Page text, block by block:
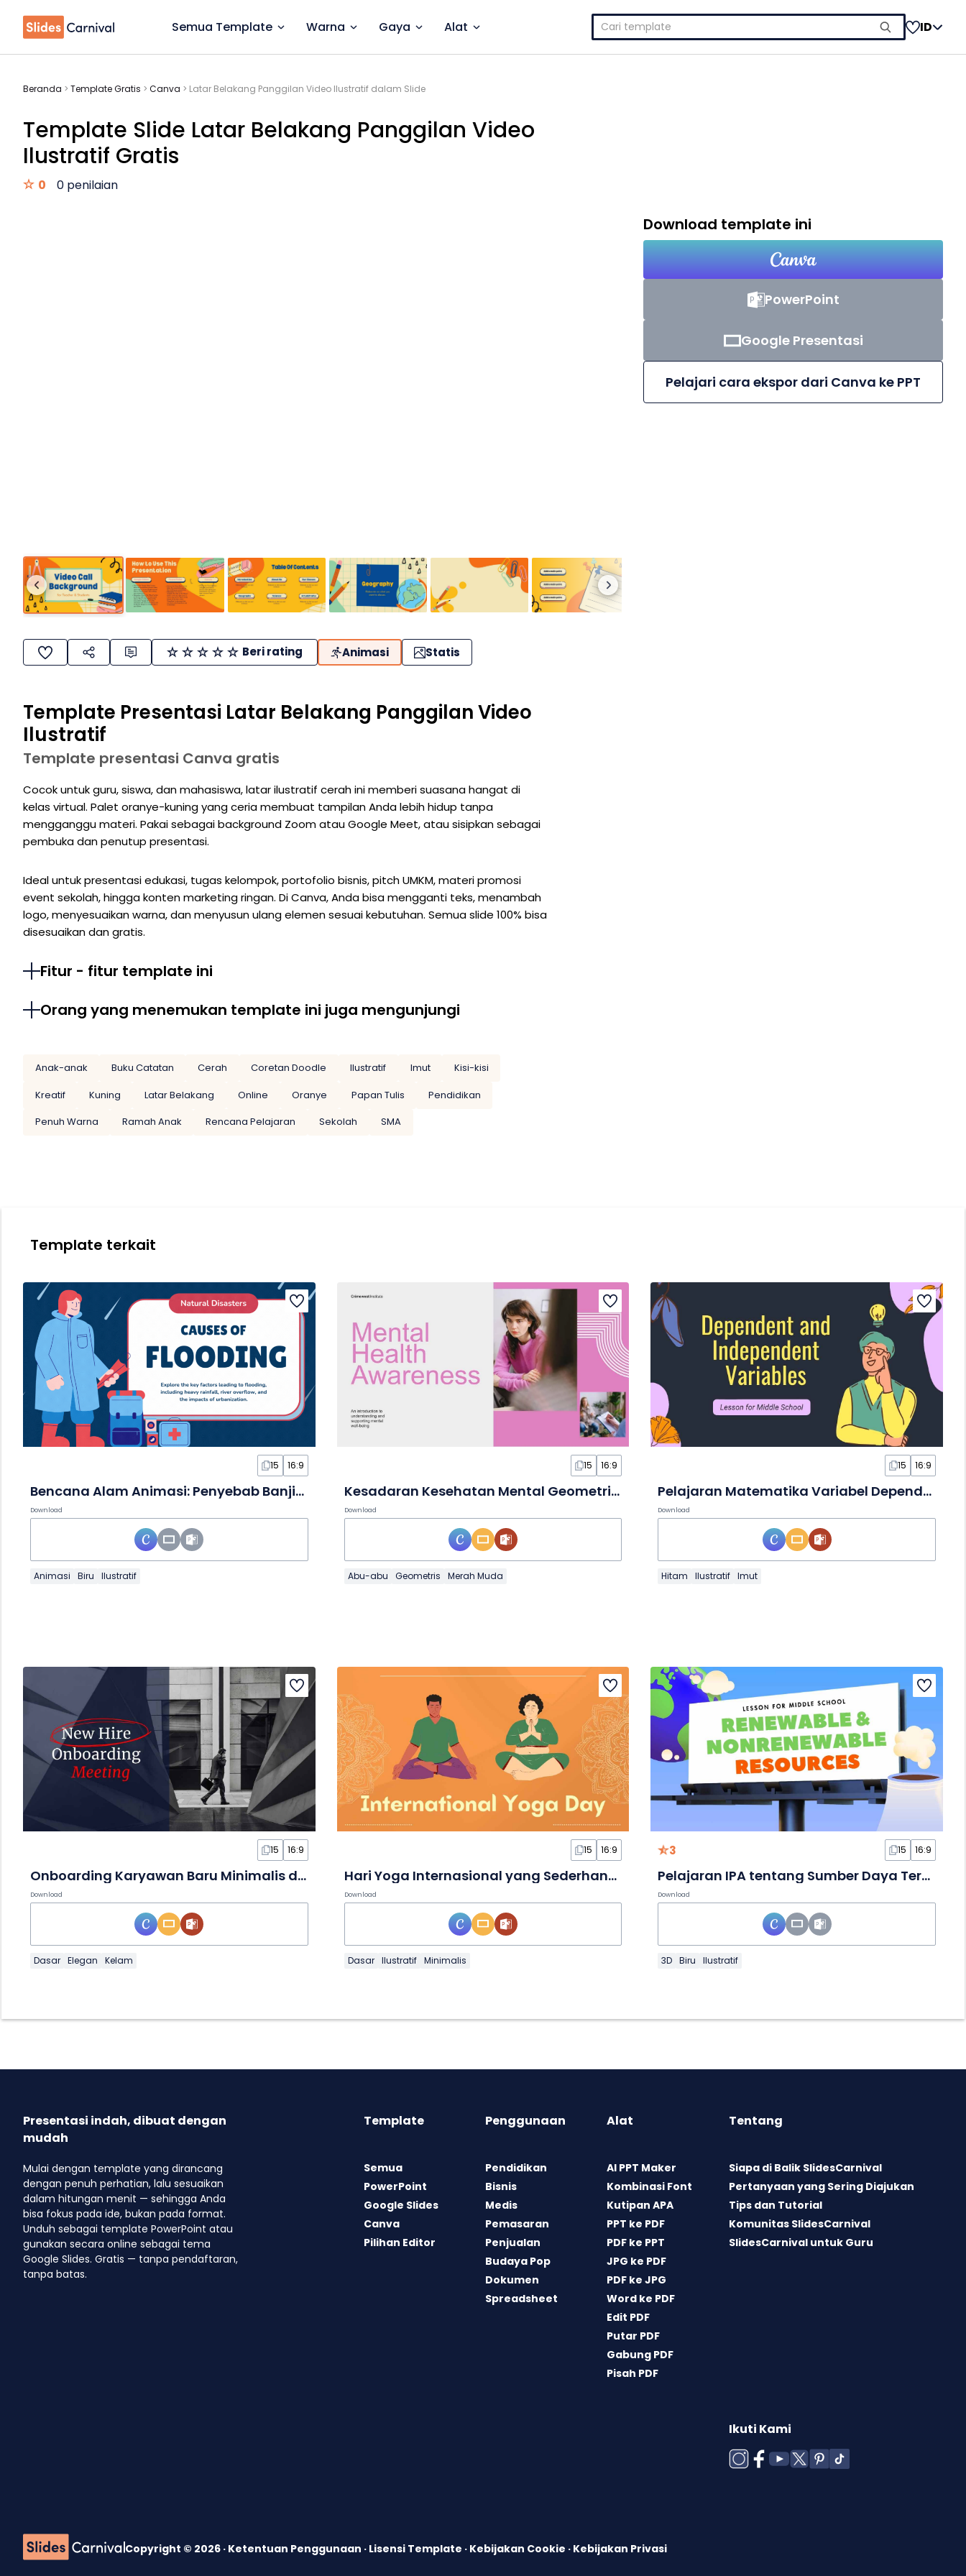
Semua Template Warna Gaya Alat
Cari
untuk:
ID
Beranda > Template Gratis > Canva > Latar Belakang Panggilan Video Ilustratif dalam Slide
Template Slide Latar Belakang Panggilan Video
Ilustratif Gratis
0 0 penilaian
Beri rating Animasi Statis
Template Presentasi Latar Belakang Panggilan Video
Ilustratif
Template presentasi Canva gratis
Cocok untuk guru, siswa, dan mahasiswa, latar ilustratif cerah ini memberi suasana hangat di
kelas virtual. Palet oranye-kuning yang ceria membuat tampilan Anda lebih hidup tanpa
mengganggu materi. Pakai sebagai background Zoom atau Google Meet, atau sisipkan sebagai
pembuka dan penutup presentasi.
Ideal untuk presentasi edukasi, tugas kelompok, portofolio bisnis, pitch UMKM, materi promosi
event sekolah, hingga konten marketing ringan. Di Canva, Anda bisa mengganti teks, menambah
logo, menyesuaikan warna, dan menyusun ulang elemen sesuai kebutuhan. Semua slide 100% bisa
disesuaikan dan gratis.
Fitur - fitur template ini
Orang yang menemukan template ini juga mengunjungi
Anak-anak Buku Catatan Cerah Coretan Doodle Ilustratif Imut
Kisi-kisi
Kreatif
Kuning Latar Belakang Online Oranye Papan Tulis
Pendidikan
Penuh Warna
Ramah Anak Rencana Pelajaran Sekolah SMA
Download template ini
PowerPoint
Google Presentasi
Pelajari cara ekspor dari Canva ke PPT
Template terkait
15 16:9
Bencana Alam Animasi: Penyebab Banjir dalam Slide
Download
Animasi Biru Ilustratif
15 16:9
Kesadaran Kesehatan Mental Geometris dalam Slide
Download
Abu-abu Geometris Merah Muda
15 16:9
Pelajaran Matematika Variabel Dependen dan Independen untuk SMP dalam Slide
Download
Hitam Ilustratif Imut
15 16:9
Onboarding Karyawan Baru Minimalis dalam Slide
Download
Dasar Elegan Kelam
15 16:9
Hari Yoga Internasional yang Sederhana dalam Slide
Download
Dasar Ilustratif Minimalis
3 15 16:9
Pelajaran IPA tentang Sumber Daya Terbarukan dan Tak Terbarukan dalam Slide
Download
3D Biru Ilustratif
Presentasi indah, dibuat dengan
mudah
Mulai dengan template yang dirancang
dengan penuh perhatian, lalu sesuaikan
dalam hitungan menit — sehingga Anda
bisa fokus pada ide, bukan pada format.
Unduh sebagai template PowerPoint atau
gunakan secara online sebagai tema
Google Slides. Gratis — tanpa pendaftaran,
tanpa batas.
Template
Semua
PowerPoint
Google Slides
Canva
Pilihan Editor
Penggunaan
Pendidikan
Bisnis
Medis
Pemasaran
Penjualan
Budaya Pop
Dokumen
Spreadsheet
Alat
AI PPT Maker
Kombinasi Font
Kutipan APA
PPT ke PDF
PDF ke PPT
JPG ke PDF
PDF ke JPG
Word ke PDF
Edit PDF
Putar PDF
Gabung PDF
Pisah PDF
Tentang
Siapa di Balik SlidesCarnival
Pertanyaan yang Sering Diajukan
Tips dan Tutorial
Komunitas SlidesCarnival
SlidesCarnival untuk Guru
Ikuti Kami
Copyright © 2026 · Ketentuan Penggunaan · Lisensi Template · Kebijakan Cookie · Kebijakan Privasi